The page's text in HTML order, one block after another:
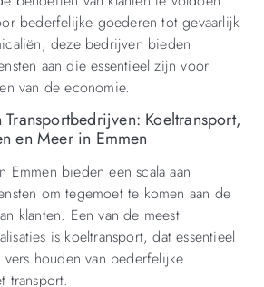
bederfelijke goederen tot gevaarlijk
deze bedrijven bieden
aan die essentieel zijn voor
van de economie.
Koeltransport,
en Meer in Emmen
Emmen bieden een scala aan
om tegemoet te komen aan de
klanten. Een van de meest
is koeltransport, dat essentieel
houden van bederfelijke
transport.